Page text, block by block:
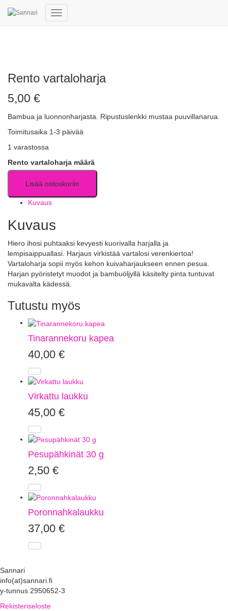
Navigointi
Rento vartaloharja
5,00 €
Bambua ja luonnonharjasta. Ripustuslenkki mustaa puuvillanarua.
Toimitusaika 1-3 päivää
1 varastossa
Rento vartaloharja määrä
Lisää ostoskoriin
Kuvaus
Kuvaus
Hiero ihosi puhtaaksi kevyesti kuorivalla harjalla ja
lempisaippuallasi. Harjaus virkistää vartalosi verenkiertoa!
Vartaloharja sopii myös kehon kuivaharjaukseen ennen pesua.
Harjan pyöristetyt muodot ja bambuöljyllä käsitelty pinta tuntuvat
mukavalta kädessä.
Tutustu myös
Tinarannekoru kapea
40,00 €
Virkattu laukku
45,00 €
Pesupähkinät 30 g
2,50 €
Poronnahkalaukku
37,00 €
Sannari
info(at)sannari.fi
y-tunnus 2950652-3
Rekisteriseloste